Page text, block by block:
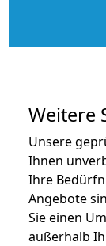
Weitere
Unsere
Ihnen
Ihre
Angebote
Sie einen
außerhalb